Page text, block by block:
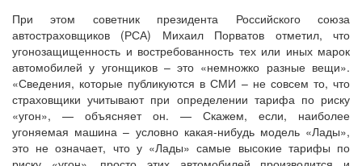
При этом советник президента Российского союза
автостраховщиков (РСА) Михаил Порватов отметил, что
угонозащищенность и востребованность тех или иных марок
автомобилей у угонщиков – это «немножко разные вещи».
«Сведения, которые публикуются в СМИ – не совсем то, что
страховщики учитывают при определении тарифа по риску
«угон», — объясняет он. — Скажем, если, наиболее
угоняемая машина – условно какая-нибудь модель «Лады»,
это не означает, что у «Лады» самые высокие тарифы по